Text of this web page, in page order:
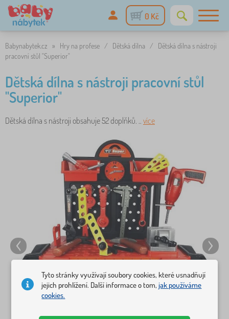
0 Kč
Babynabytek.cz » Hry na profese / Dětská dílna /
Dětská dílna s nástroji
pracovní stůl "Superior"
Dětská dílna s nástroji pracovní stůl
"Superior"
Dětská dílna s nástroji obsahuje 52 doplňků. .. více
Tyto stránky využívají soubory cookies, které usnadňují
jejich prohlížení. Další informace o tom,jak používáme
cookies.